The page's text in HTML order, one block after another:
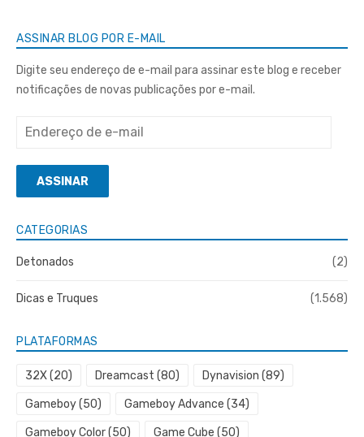
ASSINAR BLOG POR E-MAIL
Digite seu endereço de e-mail para assinar este blog e receber
notificações de novas publicações por e-mail.
Endereço
e-
mailASSINAR
CATEGORIAS
Detonados (2)
Dicas e Truques (1.568)
PLATAFORMAS
32X(20) Dreamcast (80) Dynavision (89)
Gameboy(50) Gameboy Advance (34)
Gameboy Color(50) Game Cube (50)